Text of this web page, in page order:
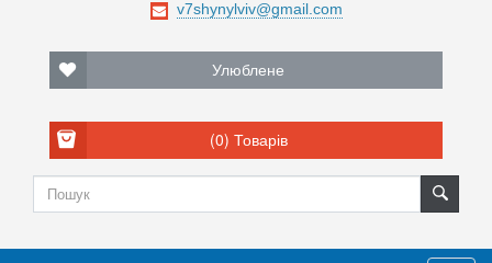
Улюблене
(0) Товарів